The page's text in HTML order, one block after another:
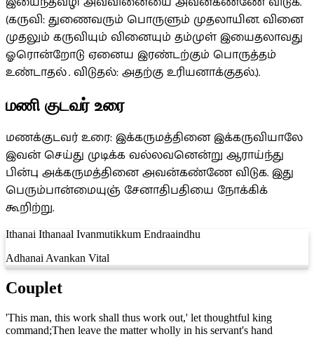
(கருவி: துணைவரும் பொருளும் முதலாயின. வினை
முதலும் கருவியும் வினையும் தம்முள் இயைதலாவது
ஓரொன்றோடு ஏனைய இரண்டற்கும் பொருத்தம்
உண்டாதல் . விடுதல்: அதற்கு உரியனாக்குதல்.).
மணி குடவர் உரை
மணக்குடவர் உரை: இக்கருமத்தினை இக்கருவியாலே
இவன் செய்து முடிக்க வல்லவனென்று ஆராய்ந்து
பின்பு அக்கருமத்தினை அவன்கண்ணே விடுக. இது
பெரும்பான்மையுஞ் சேனாதிபதியை நோக்கிக்
கூறிற்று.
Ithanai Ithanaal Ivanmutikkum Endraaindhu
Adhanai Avankan Vital
Couplet
'This man, this work shall thus work out,' let thoughtful king
command;Then leave the matter wholly in his servant's hand